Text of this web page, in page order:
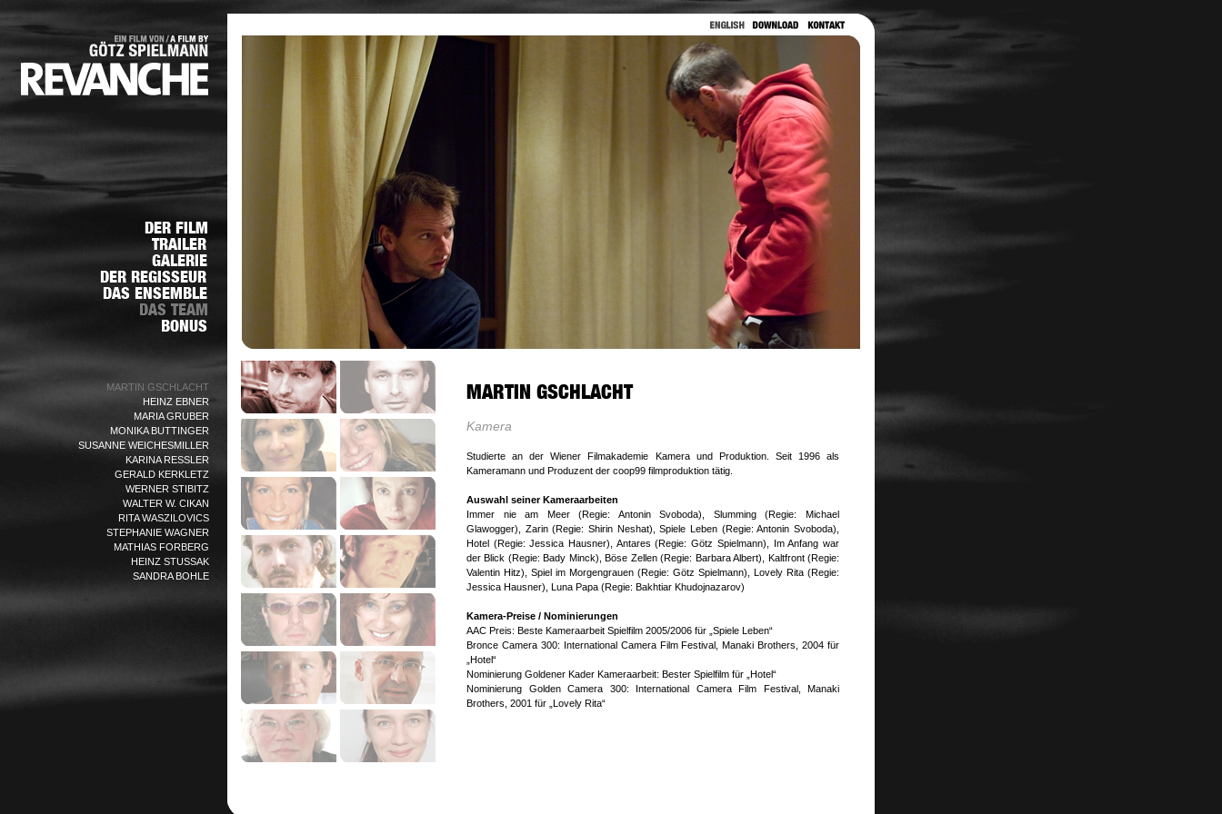
MARTIN GSCHLACHT
HEINZ EBNER
MARIA GRUBER
MONIKA BUTTINGER
SUSANNE WEICHESMILLER
KARINA RESSLER
GERALD KERKLETZ
WERNER STIBITZ
WALTER W. CIKAN
RITA WASZILOVICS
STEPHANIE WAGNER
MATHIAS FORBERG
HEINZ STUSSAK
SANDRA BOHLE
Kamera
Studierte an der Wiener Filmakademie Kamera und Produktion. Seit 1996 als
Kameramann und Produzent der coop99 filmproduktion tätig.
Auswahl seiner Kameraarbeiten
Immer nie am Meer (Regie: Antonin Svoboda), Slumming (Regie: Michael
Glawogger), Zarin (Regie: Shirin Neshat), Spiele Leben (Regie: Antonin Svoboda),
Hotel (Regie: Jessica Hausner), Antares (Regie: Götz Spielmann), Im Anfang war
der Blick (Regie: Bady Minck), Böse Zellen (Regie: Barbara Albert), Kaltfront (Regie:
Valentin Hitz), Spiel im Morgengrauen (Regie: Götz Spielmann), Lovely Rita (Regie:
Jessica Hausner), Luna Papa (Regie: Bakhtiar Khudojnazarov)
Kamera-Preise / Nominierungen
AAC Preis: Beste Kameraarbeit Spielfilm 2005/2006 für „Spiele Leben“
Bronce Camera 300: International Camera Film Festival, Manaki Brothers, 2004 für
„Hotel“
Nominierung Goldener Kader Kameraarbeit: Bester Spielfilm für „Hotel“
Nominierung Golden Camera 300: International Camera Film Festival, Manaki
Brothers, 2001 für „Lovely Rita“